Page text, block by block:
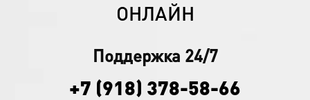
ОНЛАЙН
Поддержка 24/7
+7 (918) 378-58-66